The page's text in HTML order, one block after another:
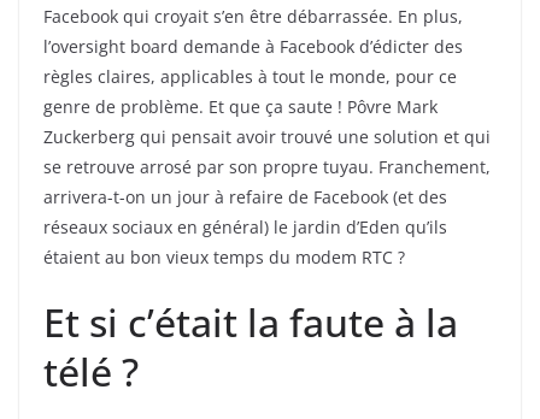
Facebook qui croyait s’en être débarrassée. En plus,
l’oversight board demande à Facebook d’édicter des
règles claires, applicables à tout le monde, pour ce
genre de problème. Et que ça saute ! Pôvre Mark
Zuckerberg qui pensait avoir trouvé une solution et qui
se retrouve arrosé par son propre tuyau. Franchement,
arrivera-t-on un jour à refaire de Facebook (et des
réseaux sociaux en général) le jardin d’Eden qu’ils
étaient au bon vieux temps du modem RTC ?
Et si c’était la faute à la
télé ?